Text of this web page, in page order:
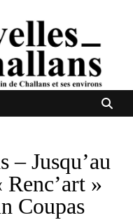
– Jusqu’au
»
Coupas